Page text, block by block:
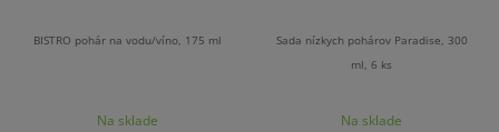
BISTRO pohár na vodu/víno, 175 ml
Na sklade
Sada nízkych pohárov Paradise, 300
ml, 6 ks
Na sklade